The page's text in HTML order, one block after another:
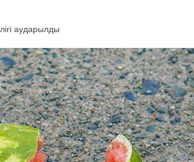
аударылды